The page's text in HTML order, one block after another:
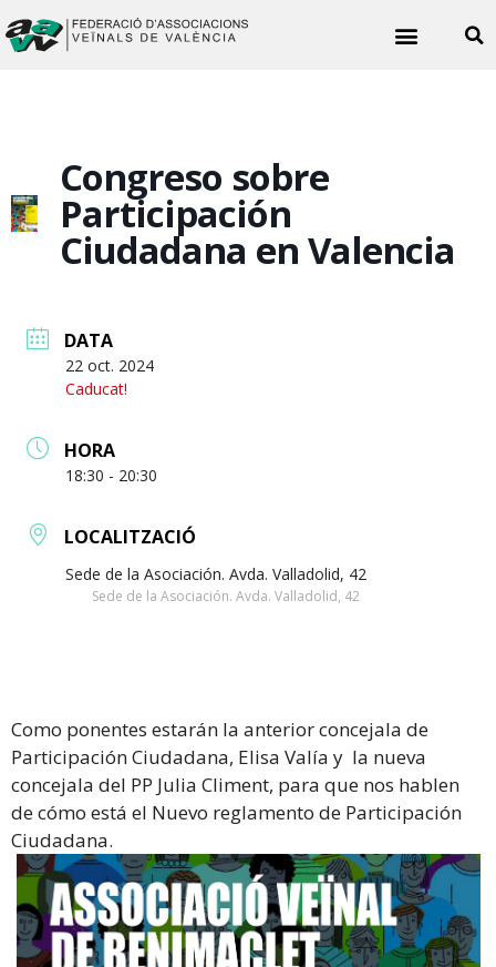
Congreso sobre
Participación
Ciudadana en Valencia
DATA
22 oct. 2024
Caducat!
HORA
18:30 - 20:30
LOCALITZACIÓ
Sede de la Asociación. Avda. Valladolid, 42
Sede de la Asociación. Avda. Valladolid, 42
Como ponentes estarán la anterior concejala de
Participación Ciudadana, Elisa Valía y la nueva
concejala del PP Julia Climent, para que nos hablen
de cómo está el Nuevo reglamento de Participación
Ciudadana.